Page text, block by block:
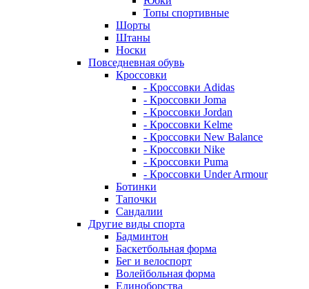
Топы спортивные
Шорты
Штаны
Носки
Повседневная обувь
Кроссовки
- Кроссовки Adidas
- Кроссовки Joma
- Кроссовки Jordan
- Кроссовки Kelme
- Кроссовки New Balance
- Кроссовки Nike
- Кроссовки Puma
- Кроссовки Under Armour
Ботинки
Тапочки
Сандалии
Другие виды спорта
Бадминтон
Баскетбольная форма
Бег и велоспорт
Волейбольная форма
Единоборства